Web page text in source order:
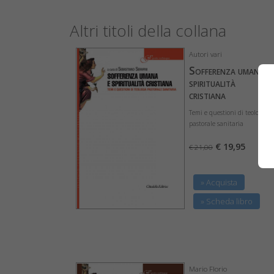
Altri titoli della collana
Autori vari
Sofferenza umana e
spiritualità
cristiana
Temi e questioni di teologia
pastorale sanitaria
€ 21,00 € 19,95
» Acquista
» Scheda libro
Mario Florio